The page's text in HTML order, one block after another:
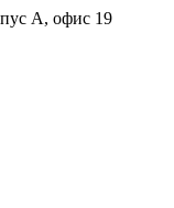
А, офис 19